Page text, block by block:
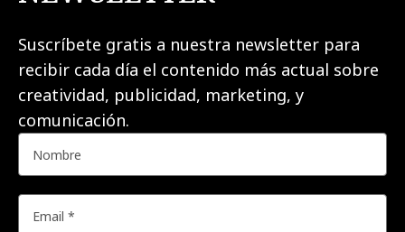
Suscríbete gratis a nuestra newsletter para
recibir cada día el contenido más actual sobre
creatividad, publicidad, marketing, y
comunicación.